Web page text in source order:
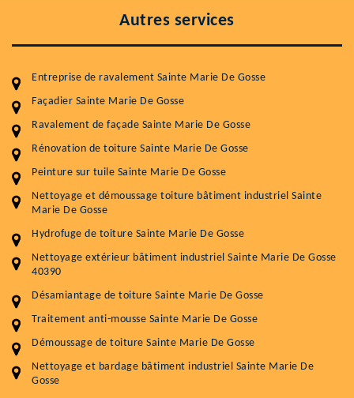
Autres services
Entreprise de ravalement Sainte Marie De Gosse
Façadier Sainte Marie De Gosse
Ravalement de façade Sainte Marie De Gosse
Rénovation de toiture Sainte Marie De Gosse
Peinture sur tuile Sainte Marie De Gosse
Nettoyage et démoussage toiture bâtiment industriel Sainte
Marie De Gosse
Hydrofuge de toiture Sainte Marie De Gosse
Nettoyage extérieur bâtiment industriel Sainte Marie De Gosse
40390
Désamiantage de toiture Sainte Marie De Gosse
Traitement anti-mousse Sainte Marie De Gosse
Démoussage de toiture Sainte Marie De Gosse
Nettoyage et bardage bâtiment industriel Sainte Marie De
Gosse
Entretenir votre toiture, c'est préserver sa
Plus de 15 ans d'expérience en couverture et facade
Service
Nettoyageb toiture
Démoussage toiture
Traitement hydrofuge toiture
Prix au m²
9 € / m²